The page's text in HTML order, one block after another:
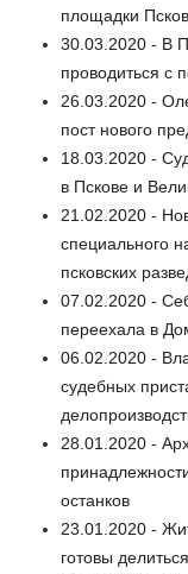
площадки
30.03.2020 - В
проводиться с
26.03.2020 -
пост нового
18.03.2020 -
в Пскове и
21.02.2020 -
специального
псковских
07.02.2020 -
переехала в
06.02.2020 -
судебных
28.01.2020 -
останков
23.01.2020 -
готовы